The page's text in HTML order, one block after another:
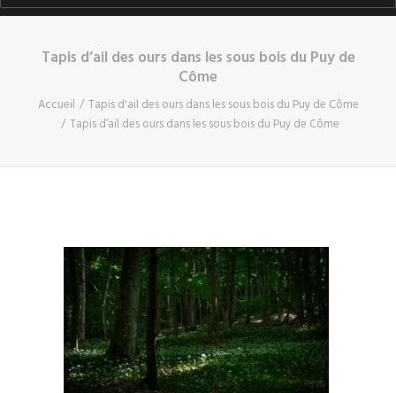
Tapis d’ail des ours dans les sous bois du Puy de
Côme
Accueil
Tapis d'ail des ours dans les sous bois du Puy de Côme
Tapis d’ail des ours dans les sous bois du Puy de Côme